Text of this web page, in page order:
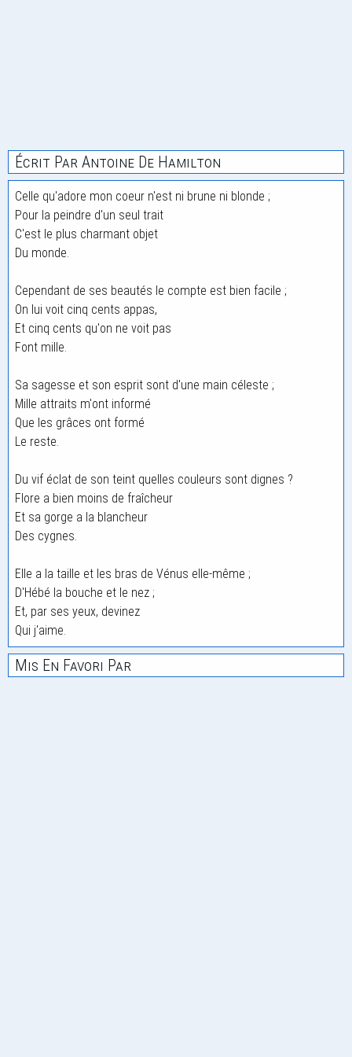
Écrit Par Antoine De Hamilton
Celle qu'adore mon coeur n'est ni brune ni blonde ;
Pour la peindre d'un seul trait
C'est le plus charmant objet
Du monde.
Cependant de ses beautés le compte est bien facile ;
On lui voit cinq cents appas,
Et cinq cents qu'on ne voit pas
Font mille.
Sa sagesse et son esprit sont d'une main céleste ;
Mille attraits m'ont informé
Que les grâces ont formé
Le reste.
Du vif éclat de son teint quelles couleurs sont dignes ?
Flore a bien moins de fraîcheur
Et sa gorge a la blancheur
Des cygnes.
Elle a la taille et les bras de Vénus elle-même ;
D'Hébé la bouche et le nez ;
Et, par ses yeux, devinez
Qui j'aime.
Mis En Favori Par